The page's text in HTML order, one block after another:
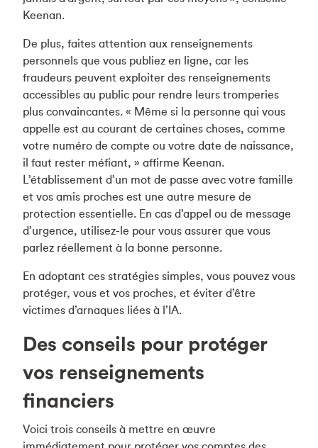
Keenan.
De plus, faites attention aux renseignements
personnels que vous publiez en ligne, car les
fraudeurs peuvent exploiter des renseignements
accessibles au public pour rendre leurs tromperies
plus convaincantes. « Même si la personne qui vous
appelle est au courant de certaines choses, comme
votre numéro de compte ou votre date de naissance,
il faut rester méfiant, » affirme Keenan.
L’établissement d’un mot de passe avec votre famille
et vos amis proches est une autre mesure de
protection essentielle. En cas d’appel ou de message
d’urgence, utilisez-le pour vous assurer que vous
parlez réellement à la bonne personne.
En adoptant ces stratégies simples, vous pouvez vous
protéger, vous et vos proches, et éviter d’être
victimes d’arnaques liées à l’IA.
Des conseils pour protéger
vos renseignements
financiers
Voici trois conseils à mettre en œuvre